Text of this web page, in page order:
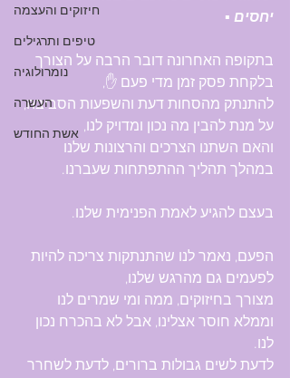
חיזוקים והעצמה
טיפים ותרגילים
נומרולוגיה
העשרה
אשת החודש
יחסים ▪️
בתקופה האחרונה דובר הרבה על הצורך
בלקחת פסק זמן מדי פעם ✋️,
להתנתק מהסחות דעת והשפעות הסביבה,
על מנת להבין מה נכון ומדויק לנו,
והאם השתנו הצרכים והרצונות שלנו
במהלך תהליך ההתפתחות שעברנו.
בעצם להגיע לאמת הפנימית שלנו.
הפעם, נאמר לנו שהתנתקות צריכה להיות
לפעמים גם מהרגש שלנו,
מצורך בחיזוקים, ממה ומי שמרים לנו
וממלא חוסר אצלינו, אבל לא בהכרח נכון
לנו.
לדעת לשים גבולות ברורים, לדעת לשחרר